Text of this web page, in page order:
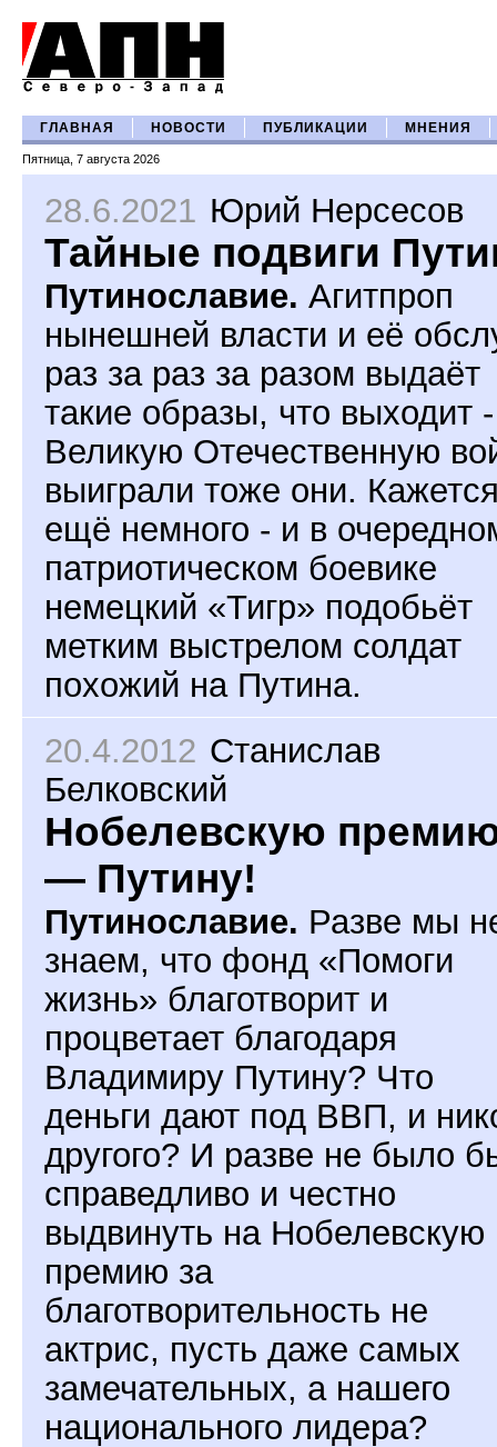
ГЛАВНАЯ НОВОСТИ ПУБЛИКАЦИИ МНЕНИЯ
Пятница, 7 августа 2026
28.6.2021 Юрий Нерсесов
Тайные подвиги
Путинославие. Агитпроп
нынешней власти и её
раз за раз за разом выдаёт
такие образы, что выходит
Великую Отечественную
выиграли тоже они.
ещё немного - и в
патриотическом боевике
немецкий «Тигр» подобьёт
метким выстрелом солдат
похожий на Путина.
20.4.2012 Станислав
Белковский
Нобелевскую
— Путину!
Путинославие. Разве мы
знаем, что фонд «Помоги
жизнь» благотворит и
процветает благодаря
Владимиру Путину? Что
деньги дают под ВВП, и
другого? И разве не было
справедливо и честно
выдвинуть на Нобелевскую
премию за
благотворительность не
актрис, пусть даже самых
замечательных, а нашего
национального лидера?